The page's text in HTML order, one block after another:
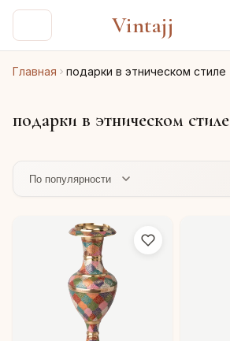
Vintajj
Главная подарки в этническом стиле
подарки в этническом стиле